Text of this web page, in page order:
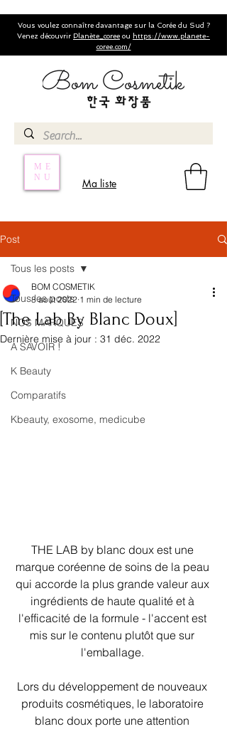
ME
NU
Ma liste
Vous voulez connaître davantage sur la Corée du Sud ?
Venez découvrir Planète_coree ou https://www.planete-
coree.com/
Post
Tous les posts
NOS MARQUES
A SAVOIR !
K Beauty
Comparatifs
Kbeauty, exosome, medicube
Tous les posts
[The Lab By Blanc Doux]
BOM COSMETIK
8 août 2022 1 min de lecture
Dernière mise à jour : 31 déc. 2022
THE LAB by blanc doux est une
marque coréenne de soins de la peau
qui accorde la plus grande valeur aux
ingrédients de haute qualité et à
l'efficacité de la formule - l'accent est
mis sur le contenu plutôt que sur
l'emballage.
Lors du développement de nouveaux
produits cosmétiques, le laboratoire
blanc doux porte une attention